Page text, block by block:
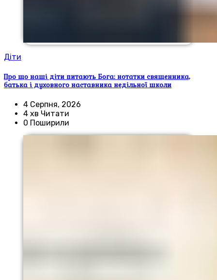
Діти
Про що наші діти питають Бога: нотатки священника,
батька і духовного наставника недільної школи
4 Серпня, 2026
4 хв Читати
0 Поширили